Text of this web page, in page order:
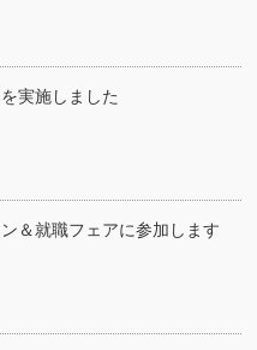
実施しました
＆就職フェアに参加します